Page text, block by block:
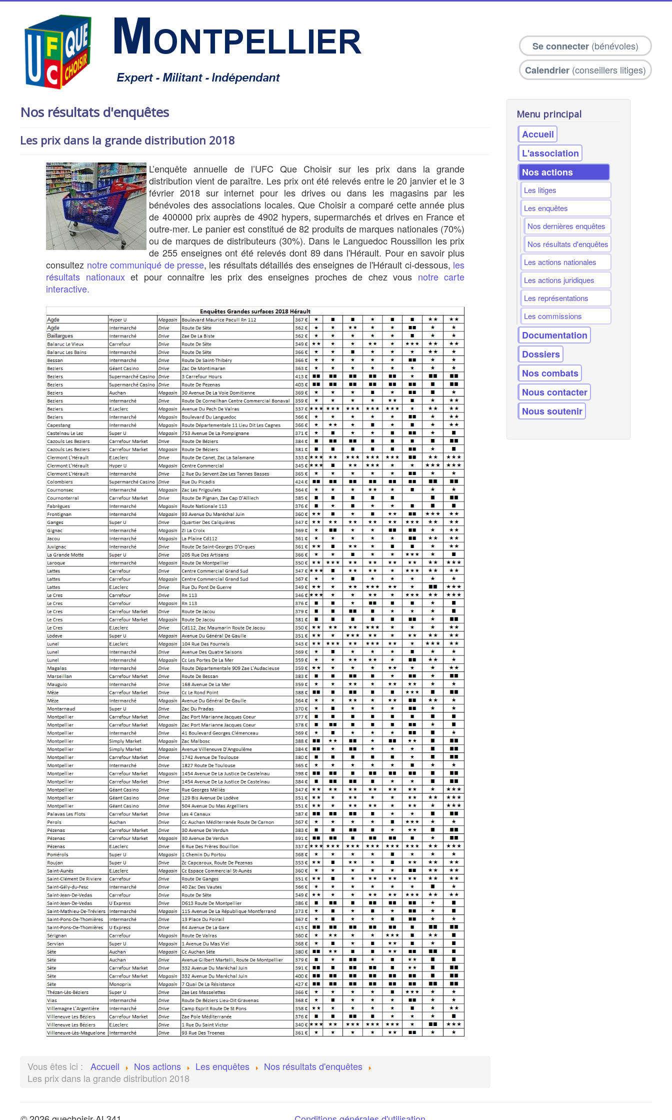
Se connecter (bénévoles)
Calendrier (conseillers litiges)
Nos résultats d'enquêtes
Les prix dans la grande distribution 2018
L’enquête annuelle de l’UFC Que Choisir sur les prix dans la grande
distribution vient de paraître. Les prix ont été relevés entre le 20 janvier et le 3
février 2018 sur internet pour les drives ou dans les magasins par les
bénévoles des associations locales. Que Choisir a comparé cette année plus
de 400000 prix auprès de 4902 hypers, supermarchés et drives en France et
outre-mer. Le panier est constitué de 82 produits de marques nationales (70%)
ou de marques de distributeurs (30%). Dans le Languedoc Roussillon les prix
de 255 enseignes ont été relevés dont 89 dans l'Hérault. Pour en savoir plus
consultez notre communiqué de presse, les résultats détaillés des enseignes de l'Hérault ci-dessous, les
résultats nationaux et pour connaitre les prix des enseignes proches de chez vous notre carte
interactive.
Vous êtes ici : Accueil Nos actions Les enquêtes
Nos résultats d'enquêtes
Les prix dans la grande distribution 2018
Menu principal
Accueil
L'association
Nos actions
Les litiges
Les enquêtes
Nos dernières enquêtes
Nos résultats d'enquêtes
Les actions nationales
Les actions juridiques
Les représentations
Les commissions
Documentation
Dossiers
Nos combats
Nous contacter
Nous soutenir